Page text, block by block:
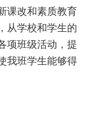
课改和素质教育
从学校和学生的
项班级活动，提
我班学生能够得